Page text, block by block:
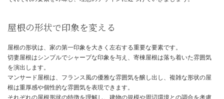
西洋の家の外観デザインを決める方法
西洋風の家の外観は、屋根、窓、ドア、外壁材といった要素の組み
よって大きく変わります。
それぞれの要素を吟味し、理想のデザインに近づけていきましょう